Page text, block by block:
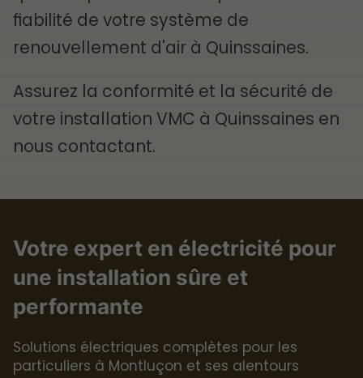
fiabilité de votre système de
renouvellement d'air à Quinssaines.
Assurez la conformité et la sécurité de
votre installation VMC à Quinssaines en
nous contactant.
Votre expert en électricité pour
une installation sûre et
performante
Solutions électriques complètes pour les
particuliers à Montluçon et ses alentours